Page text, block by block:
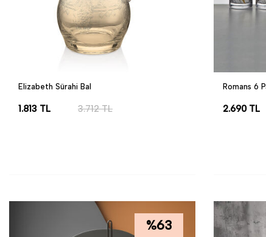
Elizabeth Sürahi Bal
1.813 TL 3.712TL
Romans 6
2.690TL
%63